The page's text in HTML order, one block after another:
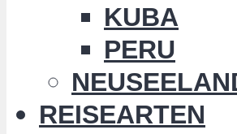
KUBA
PERU
REISEARTEN